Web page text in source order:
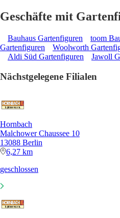
Geschäfte mit
Bauhaus Gartenfiguren toom
Gartenfiguren
Woolworth
Aldi Süd Gartenfiguren
Jawoll
Nächstgelegene Filialen
Hornbach
Malchower Chaussee 10
13088 Berlin
6,27 km
geschlossen